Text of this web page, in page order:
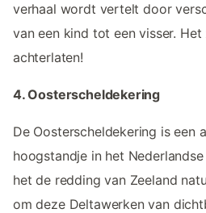
verhaal wordt vertelt door
van een kind tot een visser.
achterlaten!
4. Oosterscheldekering
De Oosterscheldekering is een
hoogstandje in het
het de redding van Zeeland
om deze Deltawerken van